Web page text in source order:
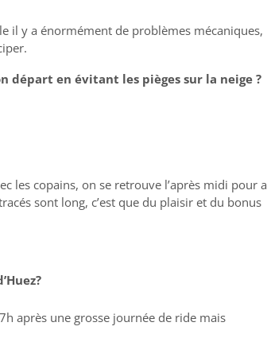
il y a énormément de problèmes mécaniques,
en évitant les pièges sur la neige ?
les copains, on se retrouve l’après midi pour
sont long, c’est que du plaisir et du bonus
après une grosse journée de ride mais